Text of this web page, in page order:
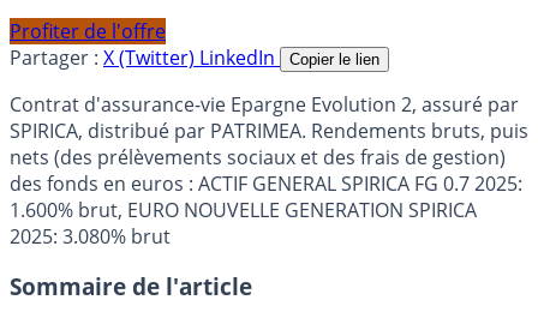
Profiter de l'offre
Partager : X (Twitter) LinkedIn Copier le lien
Contrat d'assurance-vie Epargne Evolution 2, assuré par
SPIRICA, distribué par PATRIMEA. Rendements bruts, puis
nets (des prélèvements sociaux et des frais de gestion)
des fonds en euros : ACTIF GENERAL SPIRICA FG 0.7 2025:
1.600% brut, EURO NOUVELLE GENERATION SPIRICA
2025: 3.080% brut
Sommaire de l'article